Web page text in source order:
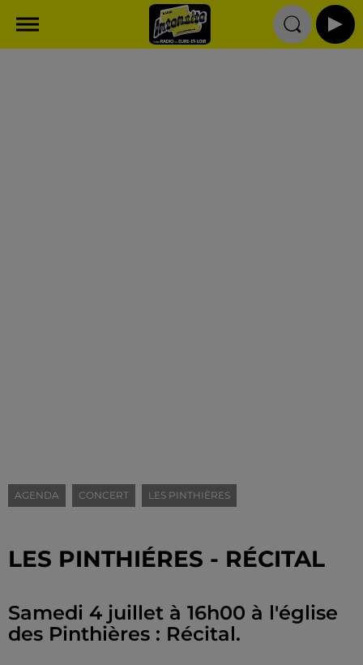
AGENDA CONCERT LES PINTHIÈRES
LES PINTHIÉRES - RÉCITAL
Samedi 4 juillet à 16h00 à l'église
des Pinthières : Récital.